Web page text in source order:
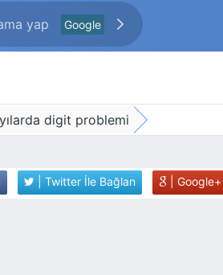
Google
digit problemi
| Twitter İle Bağlan |